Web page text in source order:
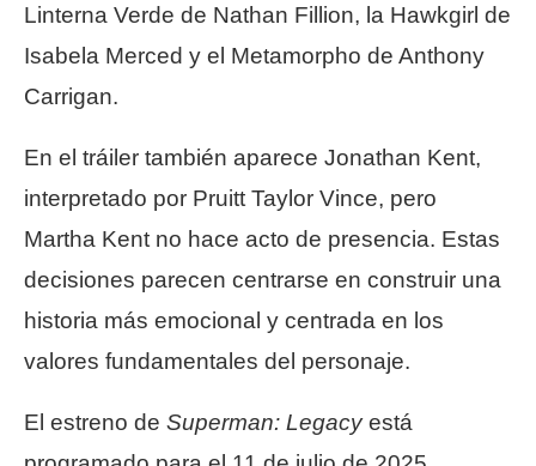
Linterna Verde de Nathan Fillion, la Hawkgirl de
Isabela Merced y el Metamorpho de Anthony
Carrigan.
En el tráiler también aparece Jonathan Kent,
interpretado por Pruitt Taylor Vince, pero
Martha Kent no hace acto de presencia. Estas
decisiones parecen centrarse en construir una
historia más emocional y centrada en los
valores fundamentales del personaje.
El estreno de Superman: Legacyestá